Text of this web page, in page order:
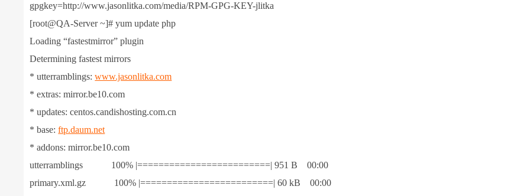
gpgkey=http://www.jasonlitka.com/media/RPM-GPG-KEY-jlitka
[root@QA-Server ~]# yum update php
Loading “fastestmirror” plugin
Determining fastest mirrors
* utterramblings:www.jasonlitka.com
* extras: mirror.be10.com
* updates: centos.candishosting.com.cn
* base:ftp.daum.net
* addons: mirror.be10.com
utterramblings 100% |=========================| 951 B 00:00
primary.xml.gz 100% |=========================| 60 kB 00:00